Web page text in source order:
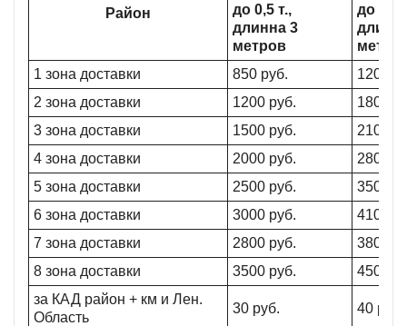
Район
до 0,5 т.,
длинна 3
метров
до 1,5
1 зона доставки
850 руб.
1200
2 зона доставки
1200 руб.
1800
3 зона доставки
1500 руб.
2100
4 зона доставки
2000 руб.
2800
5 зона доставки
2500 руб.
3500
6 зона доставки
3000 руб.
4100
7 зона доставки
2800 руб.
3800
8 зона доставки
3500 руб.
4500
за КАД район + км и Лен.
Область
30 руб. 40 руб.